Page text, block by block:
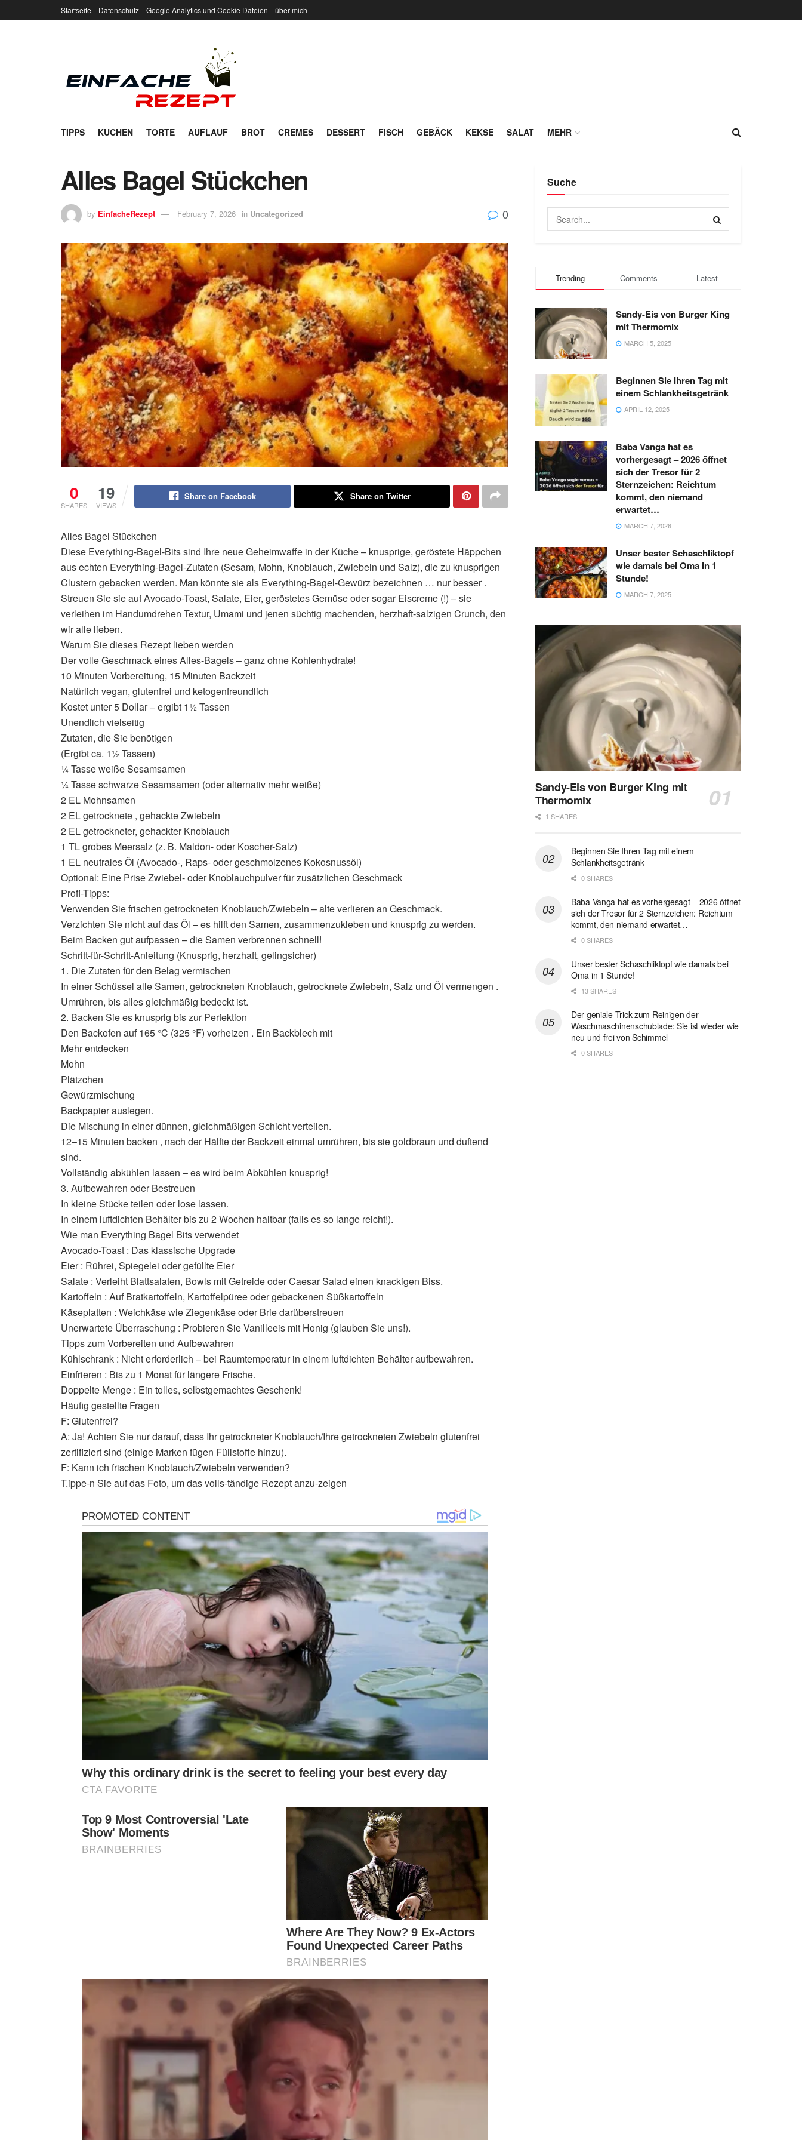
Startseite Datenschutz Google Analytics und Cookie Dateien über mich
TIPPS KUCHEN TORTE AUFLAUF BROT CREMES DESSERT FISCH GEBÄCK KEKSE SALAT MEHR
Alles Bagel Stückchen
by EinfacheRezept February 7, 2026 in Uncategorized 0
0
SHARES
19
VIEWS
Share on Facebook Share on Twitter
Alles Bagel Stückchen
Diese Everything-Bagel-Bits sind Ihre neue Geheimwaffe in der Küche – knusprige, geröstete Häppchen
aus echten Everything-Bagel-Zutaten (Sesam, Mohn, Knoblauch, Zwiebeln und Salz), die zu knusprigen
Clustern gebacken werden. Man könnte sie als Everything-Bagel-Gewürz bezeichnen … nur besser .
Streuen Sie sie auf Avocado-Toast, Salate, Eier, geröstetes Gemüse oder sogar Eiscreme (!) – sie
verleihen im Handumdrehen Textur, Umami und jenen süchtig machenden, herzhaft-salzigen Crunch, den
wir alle lieben.
Warum Sie dieses Rezept lieben werden
Der volle Geschmack eines Alles-Bagels – ganz ohne Kohlenhydrate!
10 Minuten Vorbereitung, 15 Minuten Backzeit
Natürlich vegan, glutenfrei und ketogenfreundlich
Kostet unter 5 Dollar – ergibt 1½ Tassen
Unendlich vielseitig
Zutaten, die Sie benötigen
(Ergibt ca. 1½ Tassen)
¼ Tasse weiße Sesamsamen
¼ Tasse schwarze Sesamsamen (oder alternativ mehr weiße)
2 EL Mohnsamen
2 EL getrocknete , gehackte Zwiebeln
2 EL getrockneter, gehackter Knoblauch
1 TL grobes Meersalz (z. B. Maldon- oder Koscher-Salz)
1 EL neutrales Öl (Avocado-, Raps- oder geschmolzenes Kokosnussöl)
Optional: Eine Prise Zwiebel- oder Knoblauchpulver für zusätzlichen Geschmack
Profi-Tipps:
Verwenden Sie frischen getrockneten Knoblauch/Zwiebeln – alte verlieren an Geschmack.
Verzichten Sie nicht auf das Öl – es hilft den Samen, zusammenzukleben und knusprig zu werden.
Beim Backen gut aufpassen – die Samen verbrennen schnell!
Schritt-für-Schritt-Anleitung (Knusprig, herzhaft, gelingsicher)
1. Die Zutaten für den Belag vermischen
In einer Schüssel alle Samen, getrockneten Knoblauch, getrocknete Zwiebeln, Salz und Öl vermengen .
Umrühren, bis alles gleichmäßig bedeckt ist.
2. Backen Sie es knusprig bis zur Perfektion
Den Backofen auf 165 °C (325 °F) vorheizen . Ein Backblech mit
Mehr entdecken
Mohn
Plätzchen
Gewürzmischung
Backpapier auslegen.
Die Mischung in einer dünnen, gleichmäßigen Schicht verteilen.
12–15 Minuten backen , nach der Hälfte der Backzeit einmal umrühren, bis sie goldbraun und duftend
sind.
Vollständig abkühlen lassen – es wird beim Abkühlen knusprig!
3. Aufbewahren oder Bestreuen
In kleine Stücke teilen oder lose lassen.
In einem luftdichten Behälter bis zu 2 Wochen haltbar (falls es so lange reicht!).
Wie man Everything Bagel Bits verwendet
Avocado-Toast : Das klassische Upgrade
Eier : Rührei, Spiegelei oder gefüllte Eier
Salate : Verleiht Blattsalaten, Bowls mit Getreide oder Caesar Salad einen knackigen Biss.
Kartoffeln : Auf Bratkartoffeln, Kartoffelpüree oder gebackenen Süßkartoffeln
Käseplatten : Weichkäse wie Ziegenkäse oder Brie darüberstreuen
Unerwartete Überraschung : Probieren Sie Vanilleeis mit Honig (glauben Sie uns!).
Tipps zum Vorbereiten und Aufbewahren
Kühlschrank : Nicht erforderlich – bei Raumtemperatur in einem luftdichten Behälter aufbewahren.
Einfrieren : Bis zu 1 Monat für längere Frische.
Doppelte Menge : Ein tolles, selbstgemachtes Geschenk!
Häufig gestellte Fragen
F: Glutenfrei?
A: Ja! Achten Sie nur darauf, dass Ihr getrockneter Knoblauch/Ihre getrockneten Zwiebeln glutenfrei
zertifiziert sind (einige Marken fügen Füllstoffe hinzu).
F: Kann ich frischen Knoblauch/Zwiebeln verwenden?
T.ippe-n Sie auf das Foto, um das volls-tändige Rezept anzu-zeigen
Suche
Trending Comments Latest
Sandy-Eis von Burger King
mit Thermomix
MARCH 5, 2025
Beginnen Sie Ihren Tag mit
einem Schlankheitsgetränk
APRIL 12, 2025
Baba Vanga hat es
vorhergesagt – 2026 öffnet
sich der Tresor für 2
Sternzeichen: Reichtum
kommt, den niemand
erwartet…
MARCH 7, 2026
Unser bester Schaschliktopf
wie damals bei Oma in 1
Stunde!
MARCH 7, 2025
Sandy-Eis von Burger King mit
Thermomix
1 SHARES
Beginnen Sie Ihren Tag mit einem
Schlankheitsgetränk
0 SHARES
Baba Vanga hat es vorhergesagt – 2026 öffnet
sich der Tresor für 2 Sternzeichen: Reichtum
kommt, den niemand erwartet…
0 SHARES
Unser bester Schaschliktopf wie damals bei
Oma in 1 Stunde!
13 SHARES
Der geniale Trick zum Reinigen der
Waschmaschinenschublade: Sie ist wieder wie
neu und frei von Schimmel
0 SHARES